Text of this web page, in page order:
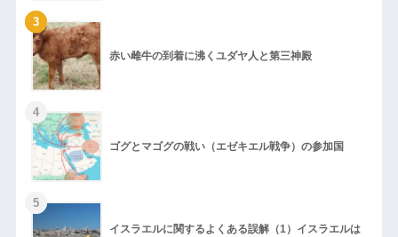
3
赤い雌牛の到着に沸くユダヤ人と第三神殿
4
ゴグとマゴグの戦い（エゼキエル戦争）の参加国
5
イスラエルに関するよくある誤解（1）イスラエルは